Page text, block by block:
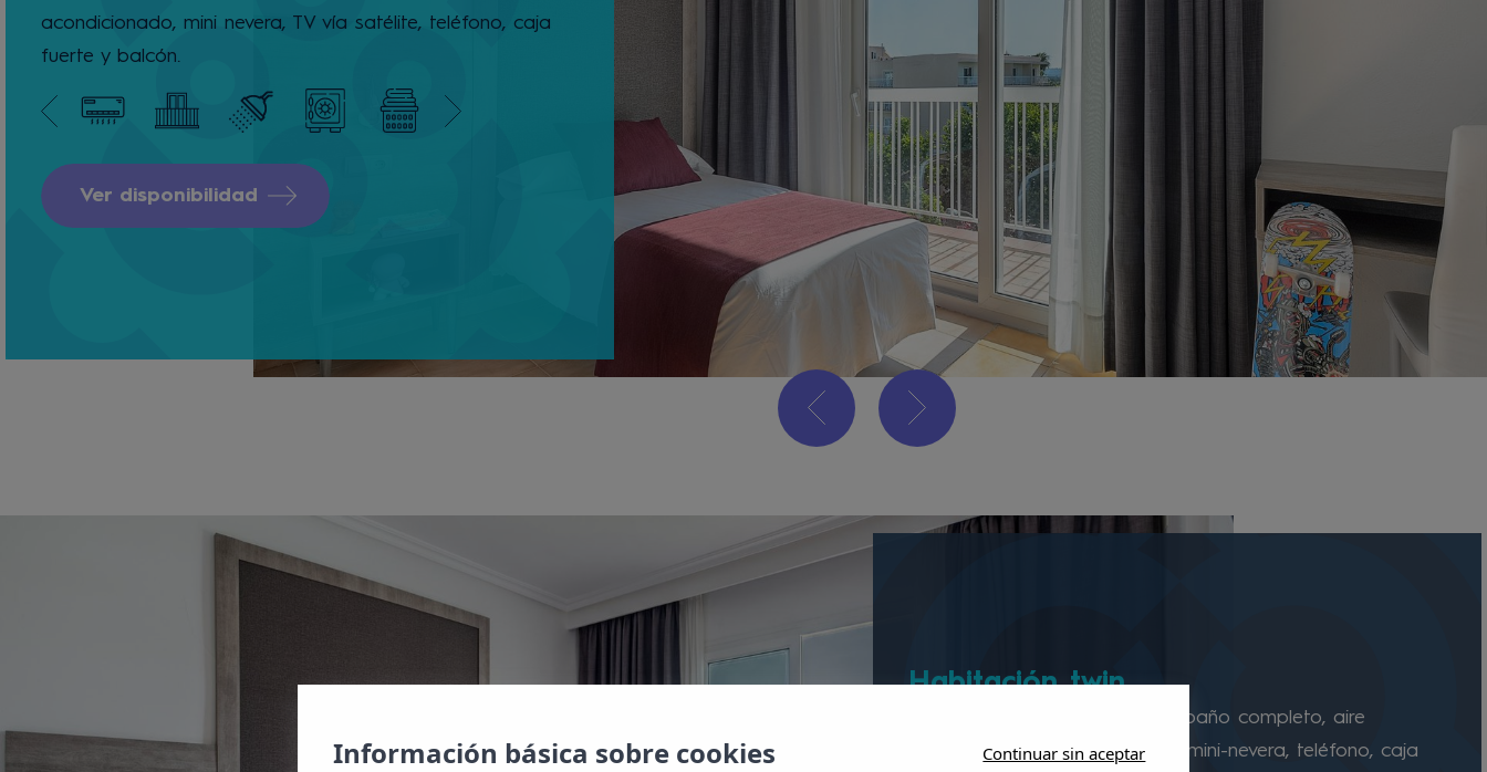
acondicionado, mini nevera, TV vía satélite, teléfono, caja
fuerte y balcón.
Ver disponibilidad
Habitación twin
Todas las habitaciones tienen baño completo, aire
acondicionado, TV vía satélite, mini-nevera, teléfono, caja
Información básica sobre cookies Continuar sin aceptar